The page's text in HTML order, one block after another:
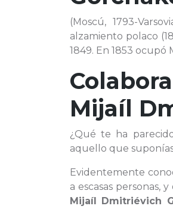
(Moscú, 1793-
alzamiento polaco
1849. En 1853
Mijaíl
¿Qué te ha
aquello que
Evidentemente
a escasas
Mijaíl Dmitriévich